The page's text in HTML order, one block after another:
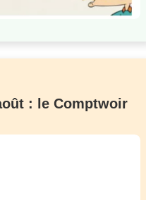
: le Comptwoir